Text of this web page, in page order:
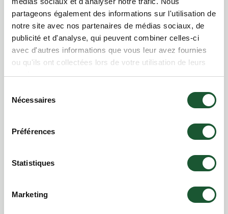
partageons également des informations sur l'utilisation de
notre site avec nos partenaires de médias sociaux, de
publicité et d'analyse, qui peuvent combiner celles-ci
avec d'autres informations que vous leur avez fournies
ou qu'ils ont collectées lors de votre utilisation de leurs
services.
Nécessaires
Préférences
Statistiques
Marketing